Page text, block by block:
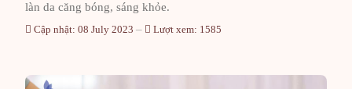
làn da căng bóng, sáng khỏe.
Cập nhật: 08 July 2023 Lượt xem: 1585